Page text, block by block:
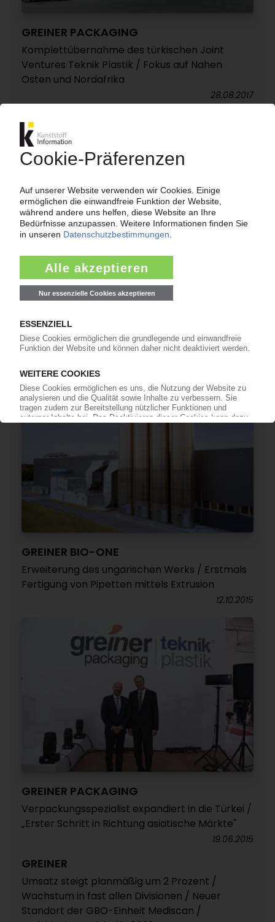
GREINER PACKAGING
Komplettübernahme des türkischen Joint
Ventures Teknik Plastik / Fokus auf Nahen
Osten und Nordafrika
28.08.2017
GREINER
Österreichische Verarbeitungsgruppe wächst
kontinuierlich / Weitere Akquisitionen / Ausbau
am Stammsitz
GREINER PACKAGING
Ausbau der Aktivitäten in Asien / Joint Venture
mit indischem Hersteller von
Kunststoffverpackungen
GREINER
Weitere Expansion weltweit geplant /
Verpackungs-JV in Indien
GREINER BIO-ONE
Erweiterung des ungarischen Werks / Erstmals
Fertigung von Pipetten mittels Extrusion
12.10.2015
GREINER PACKAGING
Verpackungsspezialist expandiert in die Türkei /
„Erster Schritt in Richtung asiatische Märkte"
19.06.2015
GREINER
Umsatz steigt planmäßig um 2 Prozent /
Wachstum in fast allen Divisionen / Neuer
Standort der GBO-Einheit Mediscan /